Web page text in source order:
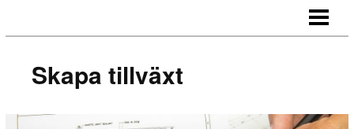
MOTIVERA MEDARBETARE
OUTSOURCA
Skapa tillväxt